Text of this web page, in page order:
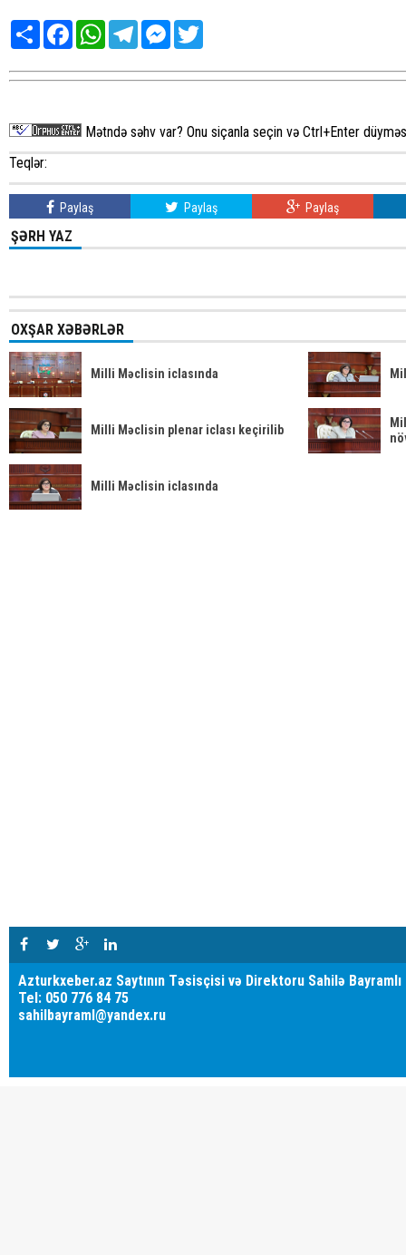
Share FacebookWhatsAppTelegramMessenger
Mətndə səhv var? Onu siçanla seçin və Ctrl+Enter
Teqlər:
Paylaş Paylaş Paylaş
ŞƏRH YAZ
OXŞAR XƏBƏRLƏR
Milli Məclisin iclasında
Milli Məclisin plenar iclası keçirilib
Milli Məclisin iclasında
Azturkxeber.az Saytının Təsisçisi və Direktoru Sahilə Bayramlı
Tel: 050 776 84 75
sahilbayraml@yandex.ru